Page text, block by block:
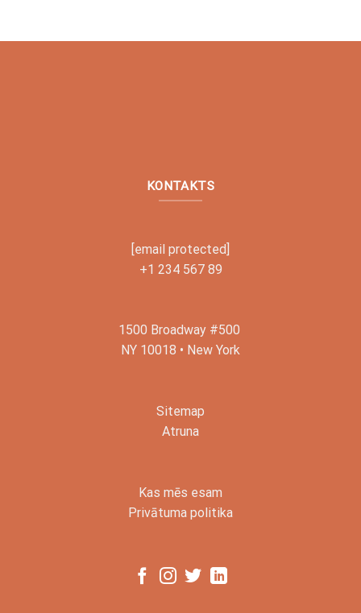
KONTAKTS
[email protected]
+1 234 567 89
1500 Broadway #500
NY 10018 • New York
Sitemap
Atruna
Kas mēs esam
Privātuma politika